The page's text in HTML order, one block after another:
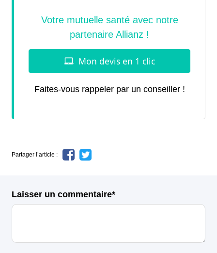
Faites-vous rappeler par un conseiller !
Partager l’article :
Laisser un commentaire*